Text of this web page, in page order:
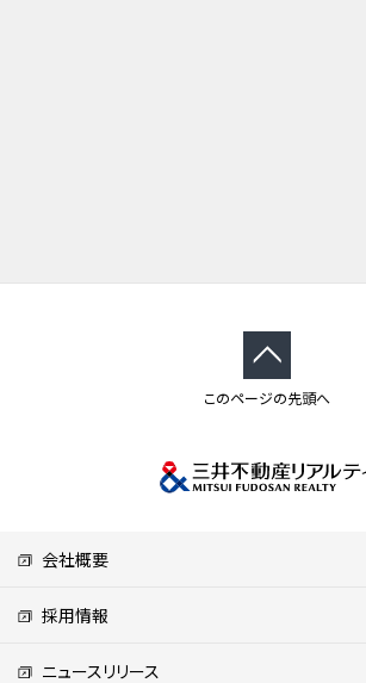
このページの先頭へ
会社概要
採用情報
ニュースリリース